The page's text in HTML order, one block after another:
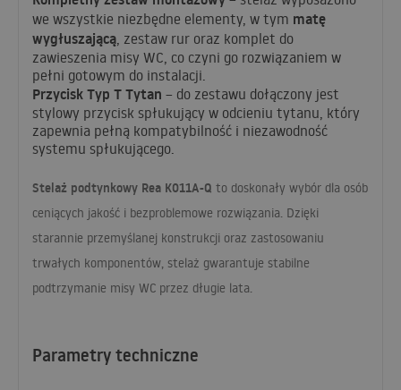
Parametry techniczne
we wszystkie niezbędne elementy, w tym matę
wygłuszającą , zestaw rur oraz komplet do
zawieszenia misy WC, co czyni go rozwiązaniem w
pełni gotowym do instalacji.
Przycisk Typ T Tytan – do zestawu dołączony jest
stylowy przycisk spłukujący w odcieniu tytanu, który
zapewnia pełną kompatybilność i niezawodność
systemu spłukującego.
Stelaż podtynkowy Rea K011A-Q to doskonały wybór dla osób
ceniących jakość i bezproblemowe rozwiązania. Dzięki
starannie przemyślanej konstrukcji oraz zastosowaniu
trwałych komponentów, stelaż gwarantuje stabilne
podtrzymanie misy WC przez długie lata.